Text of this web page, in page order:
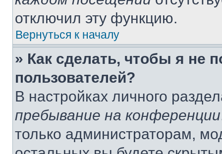
отключил эту функцию.
Вернуться к началу
» Как сделать, чтобы я не
пользователей?
В настройках личного
пребывание на конференции
только администраторам,